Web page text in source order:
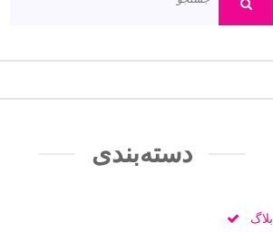
دسته‌بندی
بلاگ